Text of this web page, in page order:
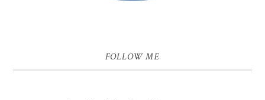
FOLLOW ME